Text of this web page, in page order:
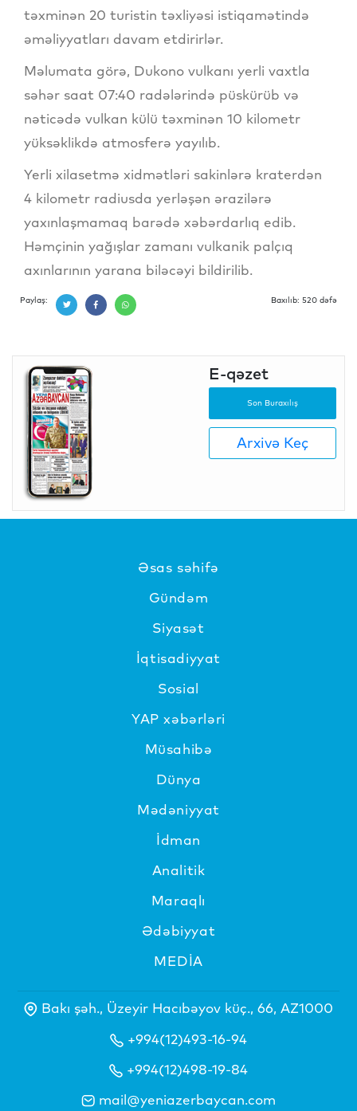
təxminən 20 turistin təxliyəsi istiqamətində
əməliyyatları davam etdirirlər.
Məlumata görə, Dukono vulkanı yerli vaxtla
səhər saat 07:40 radələrində püskürüb və
nəticədə vulkan külü təxminən 10 kilometr
yüksəklikdə atmosferə yayılıb.
Yerli xilasetmə xidmətləri sakinlərə kraterdən
4 kilometr radiusda yerləşən ərazilərə
yaxınlaşmamaq barədə xəbərdarlıq edib.
Həmçinin yağışlar zamanı vulkanik palçıq
axınlarının yarana biləcəyi bildirilib.
Paylaş: Baxılıb: 520 dəfə
E-qəzet
Son Buraxılış
Arxivə Keç
Əsas səhifə
Gündəm
Siyasət
İqtisadiyyat
Sosial
YAP xəbərləri
Müsahibə
Dünya
Mədəniyyat
İdman
Analitik
Maraqlı
Ədəbiyyat
MEDİA
Bakı şəh., Üzeyir Hacıbəyov küç., 66, AZ1000
+994(12)493-16-94
+994(12)498-19-84
mail@yeniazerbaycan.com